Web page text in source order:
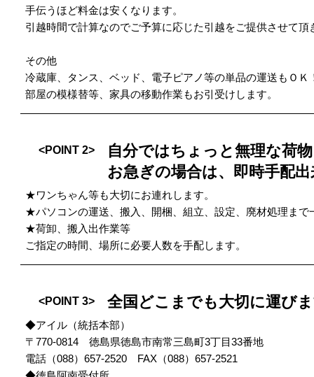
手伝うほど料金は安くなります。
引越時間で計算なのでご予算に応じた引越をご提供させて頂
その他
冷蔵庫、タンス、ベッド、電子ピアノ等の単品の運送もＯＫ
部屋の模様替等、家具の移動作業もお引受けします。
<POINT 2>
自分ではちょっと無理な荷
お急ぎの場合は、即時手配
★ワンちゃん等も大切にお連れします。
★パソコンの運送、搬入、開梱、組立、設定、廃材処理まで
★荷卸、搬入出作業等
ご指定の時間、場所に必要人数を手配します。
<POINT 3> 全国どこまでも大切に運び
◆アイル（統括本部）
〒770-0814 徳島県徳島市南常三島町3丁目33番地
電話（088）657-2520 FAX（088）657-2521